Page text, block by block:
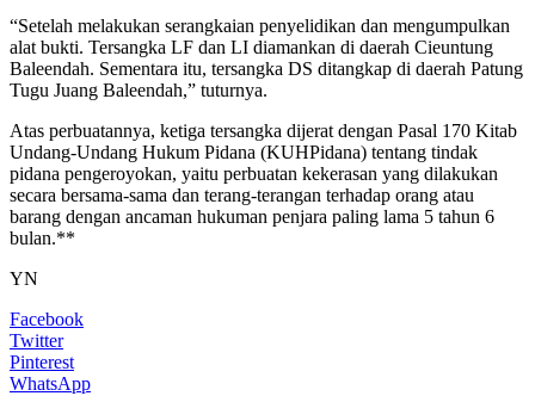
“Setelah melakukan serangkaian penyelidikan dan mengumpulkan
alat bukti. Tersangka LF dan LI diamankan di daerah Cieuntung
Baleendah. Sementara itu, tersangka DS ditangkap di daerah Patung
Tugu Juang Baleendah,” tuturnya.
Atas perbuatannya, ketiga tersangka dijerat dengan Pasal 170 Kitab
Undang-Undang Hukum Pidana (KUHPidana) tentang tindak
pidana pengeroyokan, yaitu perbuatan kekerasan yang dilakukan
secara bersama-sama dan terang-terangan terhadap orang atau
barang dengan ancaman hukuman penjara paling lama 5 tahun 6
bulan.**
YN
Facebook
Twitter
Pinterest
WhatsApp